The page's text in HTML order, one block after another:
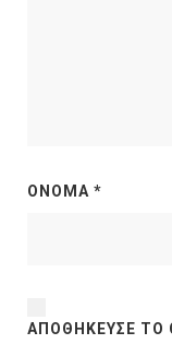
ΌΝΟΜΑ *
ΑΠΟΘΉΚΕΥΣΕ ΤΟ